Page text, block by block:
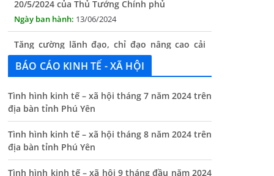
Tăng cường lãnh đạo, chỉ đạo nâng cao cải
cách hành chính
13/06/2024
Thông báo lịch tiếp công dân định kỳ của Chủ
tịch UBND xã tháng 11/2025
01/11/2025
THÔNG BÁO Niêm yết danh mục dịch vụ công
trực tuyến toàn trình trên Hệ thống thông
tin giải quyết thủ tục hành chính tỉnh Phú
Yên
14/10/2024
BÁO CÁO KINH TẾ - XÃ HỘI
Tình hình kinh tế – xã hội tháng 7 năm 2024 trên
địa bàn tỉnh Phú Yên
Tình hình kinh tế – xã hội tháng 8 năm 2024 trên
địa bàn tỉnh Phú Yên
Tình hình kinh tế – xã hội 9 tháng đầu năm 2024